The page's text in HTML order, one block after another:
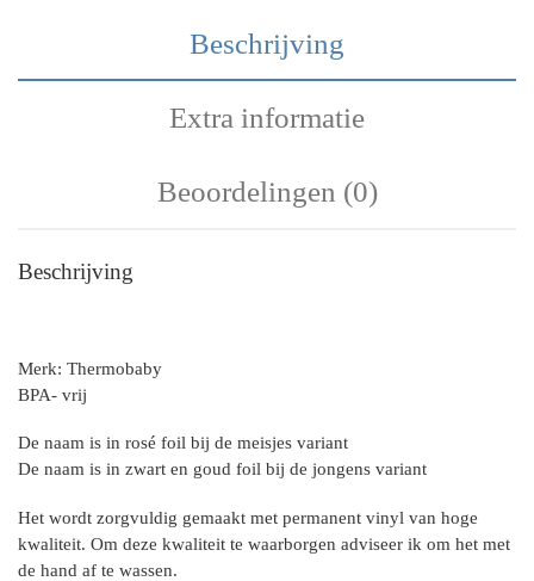
Beschrijving
Extra informatie
Beoordelingen (0)
Beschrijving
Merk: Thermobaby
BPA- vrij
De naam is in rosé foil bij de meisjes variant
De naam is in zwart en goud foil bij de jongens variant
Het wordt zorgvuldig gemaakt met permanent vinyl van hoge
kwaliteit. Om deze kwaliteit te waarborgen adviseer ik om het met
de hand af te wassen.